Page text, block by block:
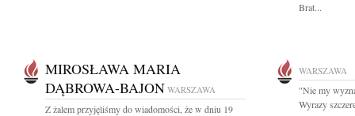
Brat...
MIROSŁAWA MARIA
DĄBROWA-BAJON WARSZAWA
Z żalem przyjęliśmy do wiadomości, że w dniu 19
WARSZAWA
"Nie my
Wyrazy